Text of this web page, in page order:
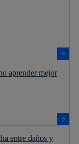
aprender mejor
entre daños y